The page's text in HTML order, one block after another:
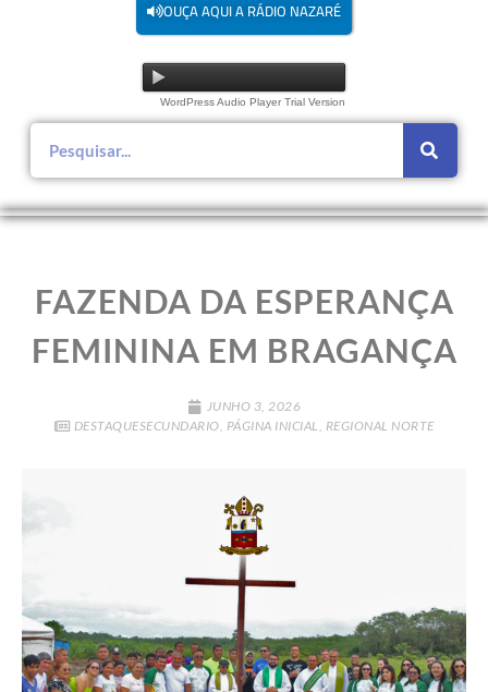
OUÇA AQUI A RÁDIO NAZARÉ
WordPress Audio Player Trial Version
FAZENDA DA ESPERANÇA
FEMININA EM BRAGANÇA
JUNHO 3, 2026
DESTAQUESECUNDARIO, PÁGINA INICIAL, REGIONAL NORTE